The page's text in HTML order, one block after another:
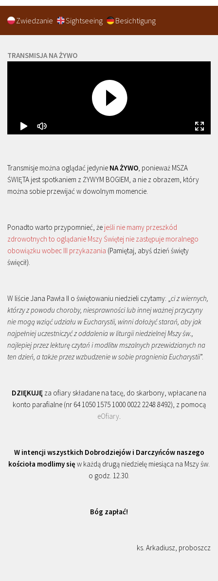
Zwiedzanie Sightseeing Besichtigung
TRANSMISJA NA ŻYWO
Transmisje można oglądać jedynie NA ŻYWO , ponieważ MSZA
ŚWIĘTA jest spotkaniem z ŻYWYM BOGIEM, a nie z obrazem, który
można sobie przewijać w dowolnym momencie.
Ponadto warto przypomnieć, że jeśli nie mamy przeszkód
zdrowotnych to oglądanie Mszy Świętej nie zastępuje moralnego
obowiązku wobec III przykazania (Pamiętaj, abyś dzień święty
święcił).
W liście Jana Pawła II o świętowaniu niedzieli czytamy: „ ci z wiernych,
którzy z powodu choroby, niesprawności lub innej ważnej przyczyny
nie mogą wziąć udziału w Eucharystii, winni dołożyć starań, aby jak
najpełniej uczestniczyć z oddalenia w liturgii niedzielnej Mszy św.,
najlepiej przez lekturę czytań i modlitw mszalnych przewidzianych na
ten dzień, a także przez wzbudzenie w sobie pragnienia Eucharystii”.
DZIĘKUJĘ za ofiary składane na tacę, do skarbony, wpłacane na
konto parafialne (nr 64 1050 1575 1000 0022 2248 8492), z pomocą
eOfiary
W intencji wszystkich Dobrodziejów i Darczyńców naszego
kościoła modlimy się w każdą drugą niedzielę miesiąca na Mszy św.
o godz. 12.30.
Bóg zapłać!
ks. Arkadiusz, proboszcz